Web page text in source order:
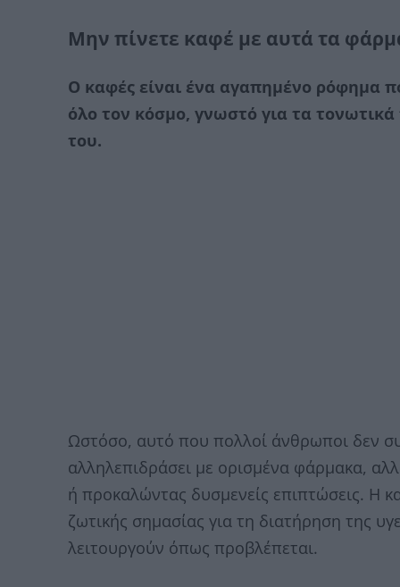
Μην πίνετε καφέ με αυτά τα
Ο καφές είναι ένα αγαπημένο ρόφημα
όλο τον κόσμο, γνωστό για τα
του.
Ωστόσο, αυτό που πολλοί άνθρωποι δεν
αλληλεπιδράσει με ορισμένα φάρμακα,
ή προκαλώντας δυσμενείς επιπτώσεις. Η
ζωτικής σημασίας για τη διατήρηση της
λειτουργούν όπως προβλέπεται.